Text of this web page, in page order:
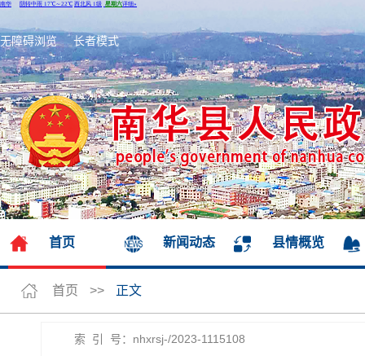
无障碍浏览 长者模式
首页 新闻动态 县情概览
首页 >> 正文
索 引 号：nhxrsj-/2023-1115108